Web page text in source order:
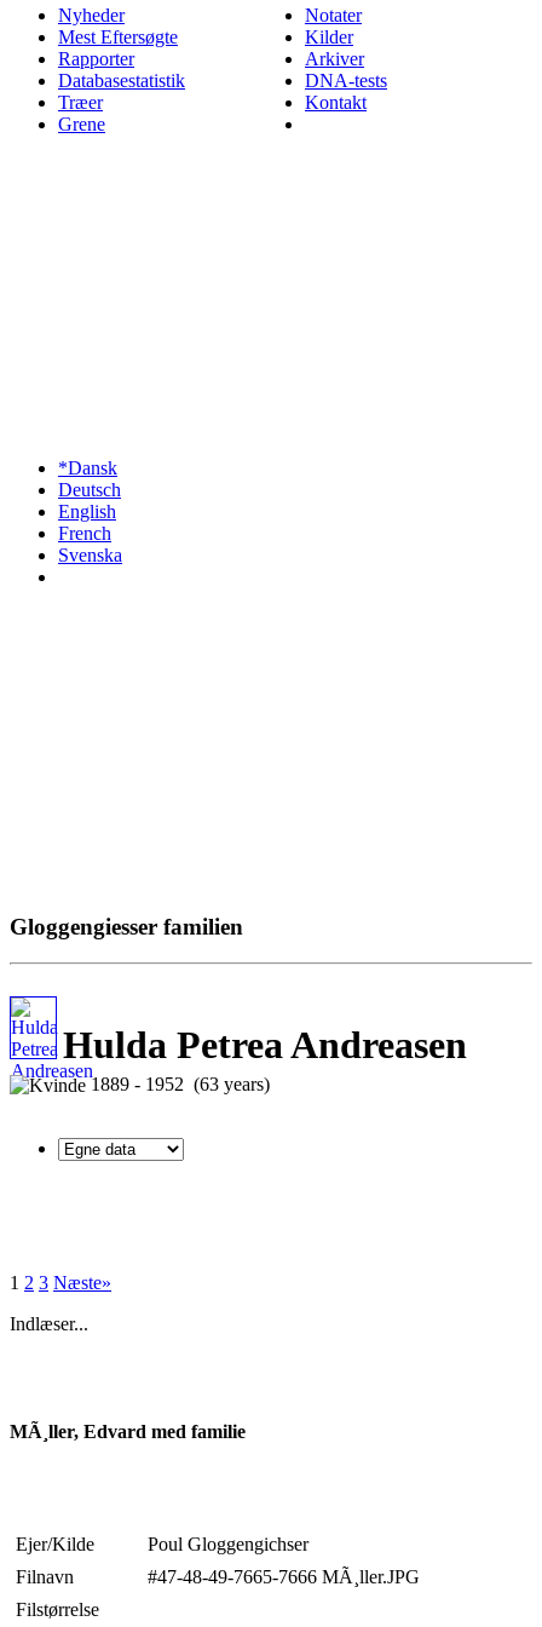
Nyheder
Mest Eftersøgte
Rapporter
Databasestatistik
Træer
Grene
Notater
Kilder
Arkiver
DNA-tests
Kontakt
*Dansk
Deutsch
English
French
Svenska
Gloggengiesser familien
Hulda Petrea Andreasen
1889 - 1952 (63 years)
1 2 3 Næste»
Indlæser...
MÃ¸ller, Edvard med familie
Ejer/Kilde
Poul Gloggengichser
Filnavn
#47-48-49-7665-7666 MÃ¸ller.JPG
Filstørrelse